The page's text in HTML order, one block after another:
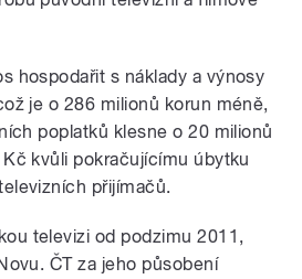
hospodařit s náklady a výnosy
je o 286 milionů korun méně,
poplatků klesne o 20 milionů
kvůli pokračujícímu úbytku
přijímačů.
televizi od podzimu 2011,
ČT za jeho působení